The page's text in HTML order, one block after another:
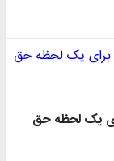
یک لحظه حق